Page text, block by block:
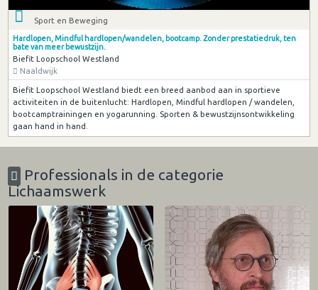
Sport en Beweging
Hardlopen, Mindful hardlopen/wandelen, bootcamp. Zonder prestatiedruk, ten
bate van meer bewustzijn.
Biefit Loopschool Westland
Naaldwijk
Biefit Loopschool Westland biedt een breed aanbod aan in sportieve
activiteiten in de buitenlucht: Hardlopen, Mindful hardlopen / wandelen,
bootcamptrainingen en yogarunning. Sporten & bewustzijnsontwikkeling
gaan hand in hand.
Professionals in de categorie
Lichaamswerk